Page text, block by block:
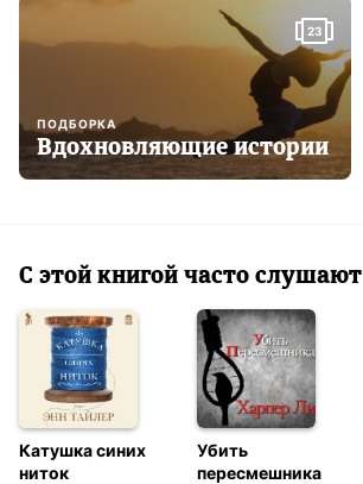
23
ПОДБОРКА
Вдохновляющие истории
С этой книгой часто слушают
Катушка синих
ниток
Убить
пересмешника